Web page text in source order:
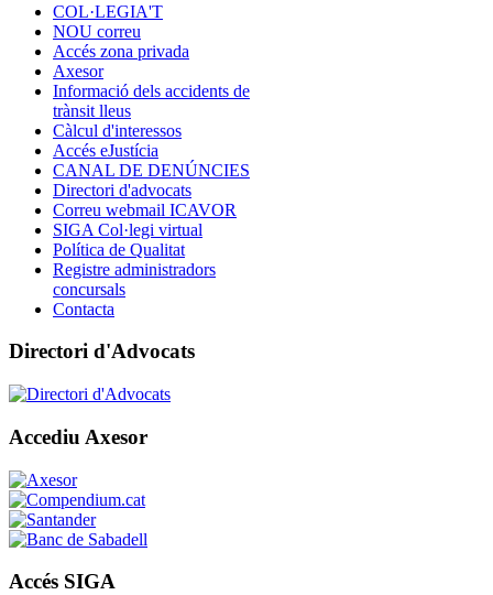
COL·LEGIA'T
NOU correu
Accés zona privada
Axesor
Informació dels accidents de
trànsit lleus
Càlcul d'interessos
Accés eJustícia
CANAL DE DENÚNCIES
Directori d'advocats
Correu webmail ICAVOR
SIGA Col·legi virtual
Política de Qualitat
Registre administradors
concursals
Contacta
Directori d'Advocats
Accediu Axesor
Accés SIGA